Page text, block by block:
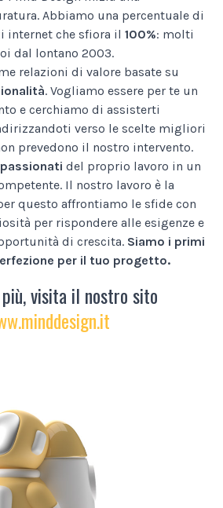
Abbiamo una percentuale di
internet che sfiora il 100%: molti
dal lontano 2003.
relazioni di valore basate su
. Vogliamo essere per te un
e cerchiamo di assisterti
verso le scelte migliori
prevedono il nostro intervento.
del proprio lavoro in un
Il nostro lavoro è la
questo affrontiamo le sfide con
per rispondere alle esigenze e
di crescita. Siamo i primi
per il tuo progetto.
visita il nostro sito